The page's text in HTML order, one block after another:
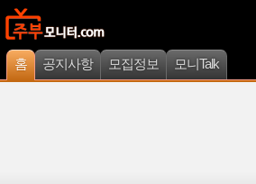
홈 공지사항 모집정보 모니Talk